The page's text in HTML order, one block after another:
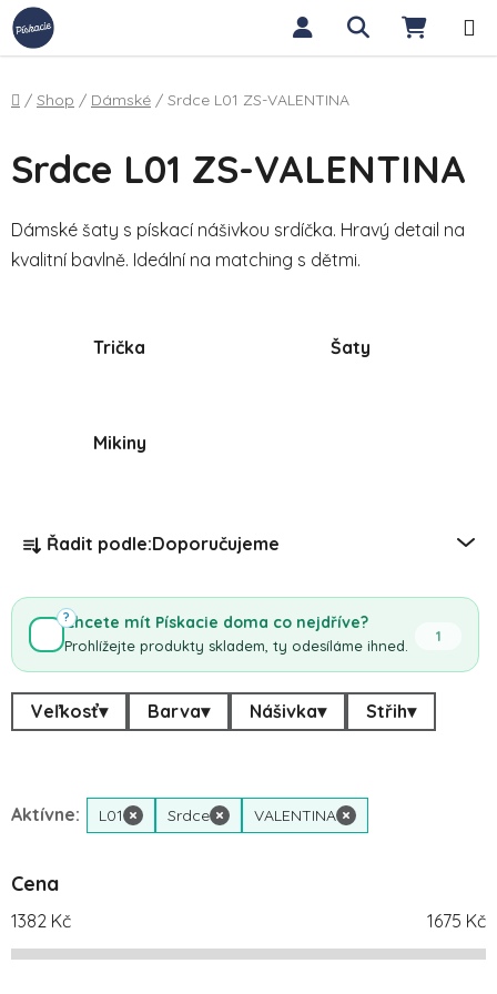
Přejít na obsah Hledat
Domů
/ Shop / Dámské / Srdce L01 ZS-VALENTINA
Srdce L01 ZS-VALENTINA
Dámské šaty s pískací nášivkou srdíčka. Hravý detail na
kvalitní bavlně. Ideální na matching s dětmi.
Trička Šaty
Mikiny
Řazení produktů
Řadit podle:Doporučujeme
Chcete mít Pískacie doma co nejdříve?
Prohlížejte produkty skladem, ty odesíláme ihned.
1
?
Veľkosť▾ Barva▾ Nášivka▾ Střih▾
Aktívne: L01 × Srdce × VALENTINA ×
Cena
1382 Kč 1675 Kč